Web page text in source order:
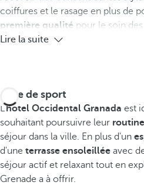
coiffures et le rasage en plus de
première qualité pour le soin
Lire la suite
Salle de sport
L'hôtel Occidental Granada est
souhaitant poursuivre leur
séjour dans la ville. En plus d'un
d'une terrasse ensoleillée avec
séjour actif et relaxant tout en
Grenade a à offrir.